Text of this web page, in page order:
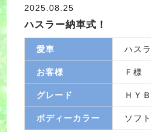
2025.08.25
ハスラー納車式！
愛車 ハス
お客様 Ｆ様
グレード ＨＹ
ボディーカラー ソフ